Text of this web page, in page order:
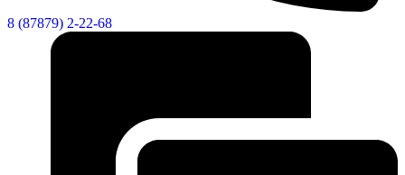
8 (87879) 2-22-68